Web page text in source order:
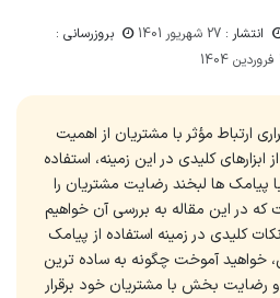
انتشار : 27 شهریور 1401
بروزرسانی :
ارتباط مؤثر با مشتریان از اهمیت
کلیدی در این زمینه، استفاده
پیامک ها لبخند رضایت مشتریان را
در این مقاله به بررسی آن خواهیم
کلیدی در زمینه استفاده از پیامک
خواهید آموخت چگونه به ساده ترین
رضایت بخش با مشتریان خود برقرار